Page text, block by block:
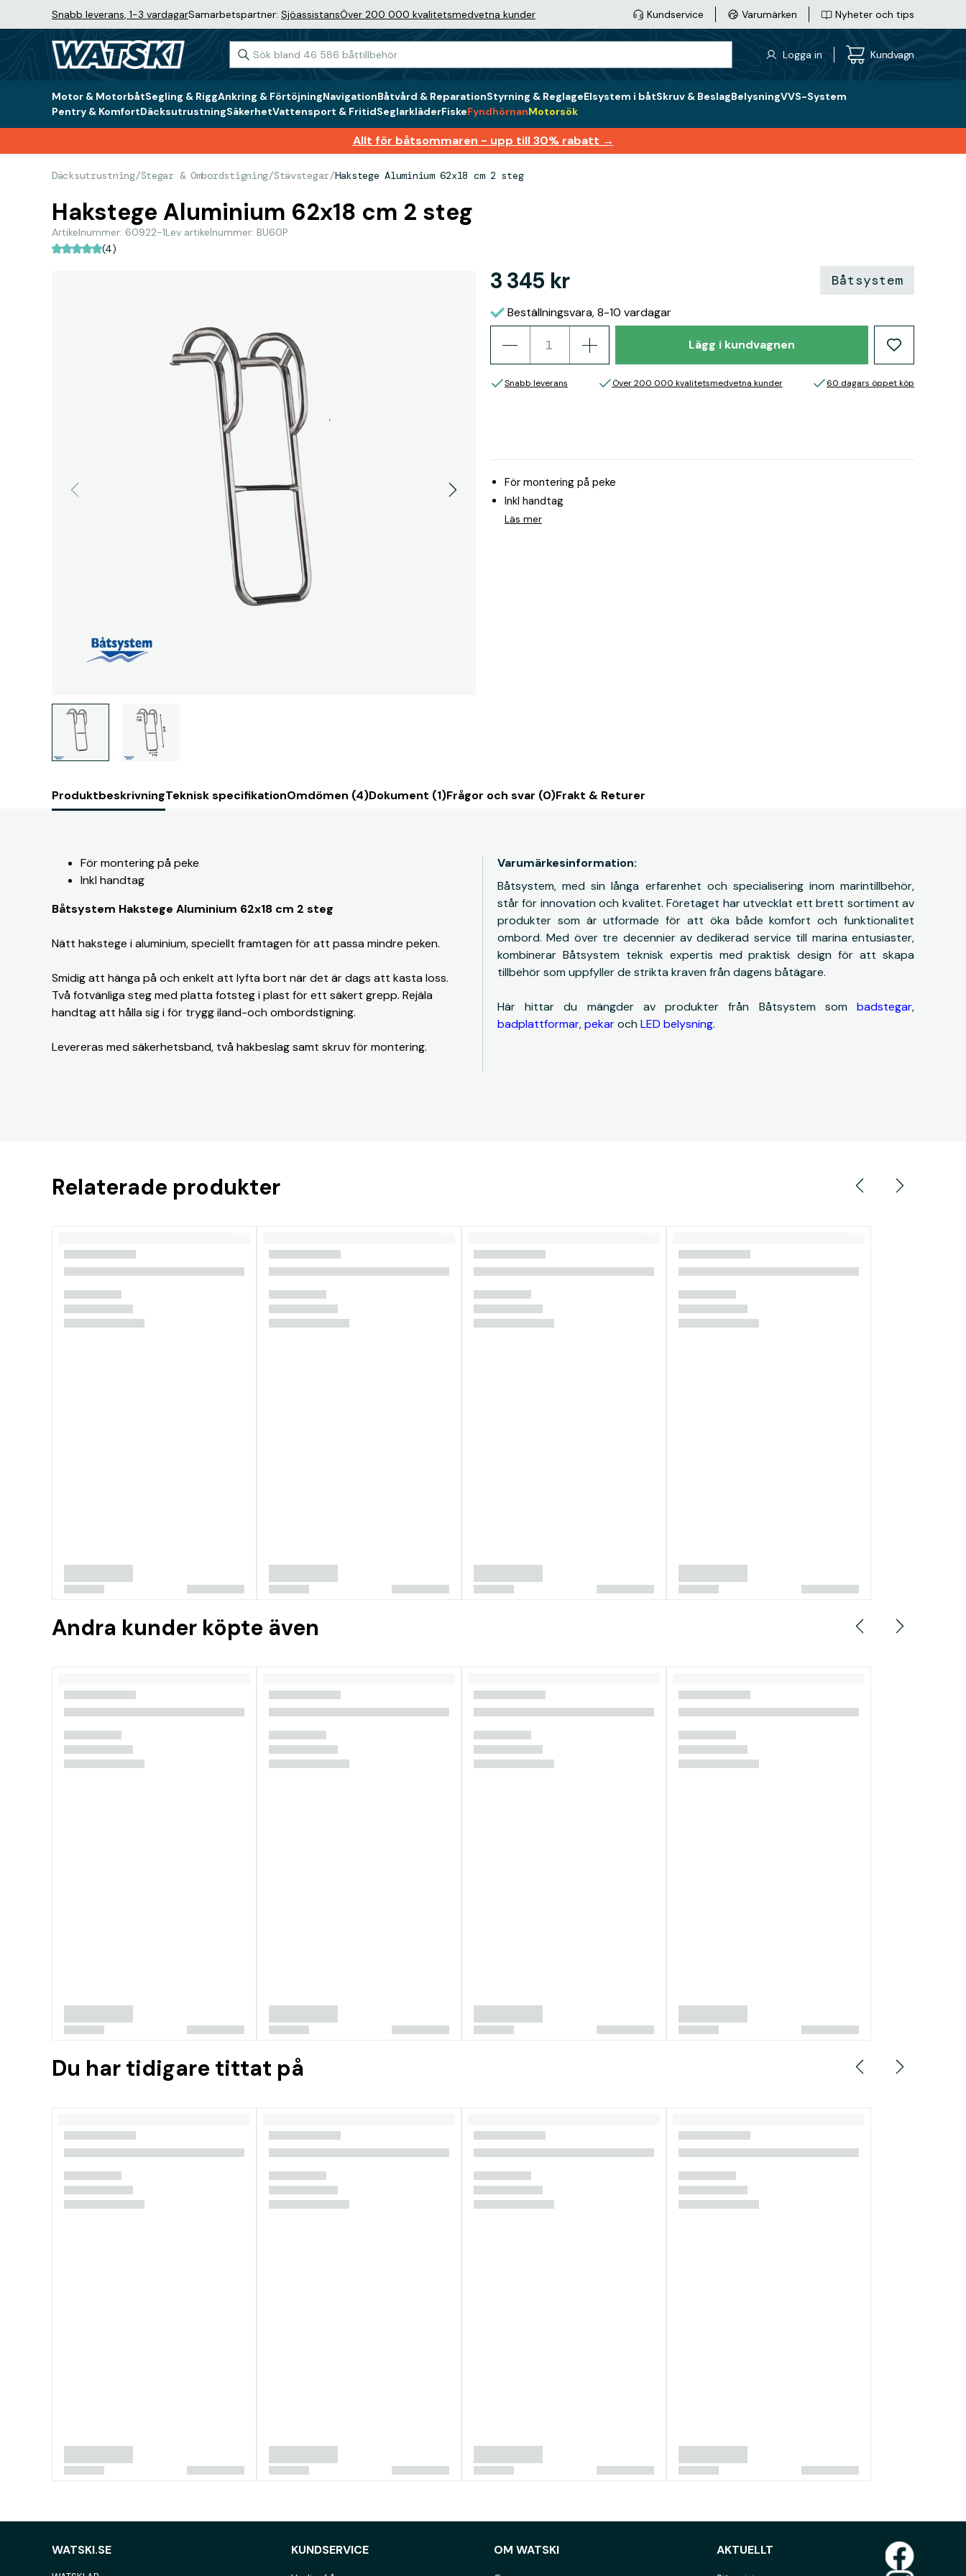
Snabb leverans, 1-3 vardagarSamarbetspartner: SjöassistansÖver 200 000 kvalitetsmedvetna kunder Kundservice Varumärken Nyheter och tips
Logga in Kundvagn
Motor & MotorbåtSegling & RiggAnkring & FörtöjningNavigationBåtvård & ReparationStyrning & ReglageElsystem i båtSkruv & BeslagBelysningVVS-System
Pentry & KomfortDäcksutrustningSäkerhetVattensport & FritidSeglarkläderFiskeFyndhörnanMotorsök
Allt för båtsommaren - upp till 30% rabatt →
Däcksutrustning/Stegar & Ombordstigning/Stävstegar/Hakstege Aluminium 62x18 cm 2 steg
Hakstege Aluminium 62x18 cm 2 steg
Artikelnummer: 60922-1Lev artikelnummer: BU60P
(4)
3 345 kr Båtsystem
Beställningsvara, 8-10 vardagar
Lägg i kundvagnen
Snabb leverans Över 200 000 kvalitetsmedvetna kunder 60 dagars öppet köp
För montering på peke
Inkl handtag
Läs mer
ProduktbeskrivningTeknisk specifikationOmdömen (4)Dokument (1)Frågor och svar (0)Frakt & Returer
För montering på peke
Inkl handtag
Båtsystem Hakstege Aluminium 62x18 cm 2 steg
Nätt hakstege i aluminium, speciellt framtagen för att passa mindre peken.
Smidig att hänga på och enkelt att lyfta bort när det är dags att kasta loss.
Två fotvänliga steg med platta fotsteg i plast för ett säkert grepp. Rejäla
handtag att hålla sig i för trygg iland-och ombordstigning.
Levereras med säkerhetsband, två hakbeslag samt skruv för montering.
Varumärkesinformation:
Båtsystem, med sin långa erfarenhet och specialisering inom marintillbehör,
står för innovation och kvalitet. Företaget har utvecklat ett brett sortiment av
produkter som är utformade för att öka både komfort och funktionalitet
ombord. Med över tre decennier av dedikerad service till marina entusiaster,
kombinerar Båtsystem teknisk expertis med praktisk design för att skapa
tillbehör som uppfyller de strikta kraven från dagens båtägare.
Här hittar du mängder av produkter från Båtsystem som badstegar,
badplattformar,pekaroch LED belysning.
Relaterade produkter
Andra kunder köpte även
Du har tidigare tittat på
WATSKI.SE KUNDSERVICE OM WATSKI AKTUELLT